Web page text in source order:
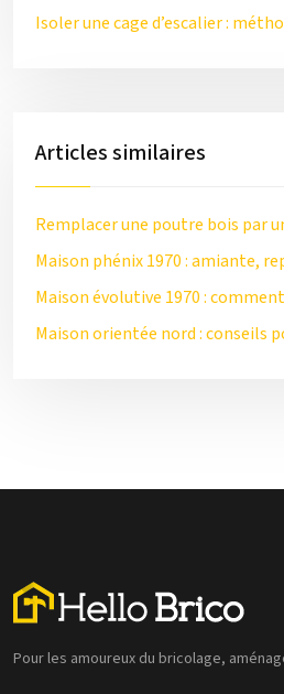
Isoler une cage d’escalier :
Articles similaires
Remplacer une poutre bois par
Maison phénix 1970 : amiante,
Maison évolutive 1970 :
Maison orientée nord : conseils
Pour les amoureux du bricolage,